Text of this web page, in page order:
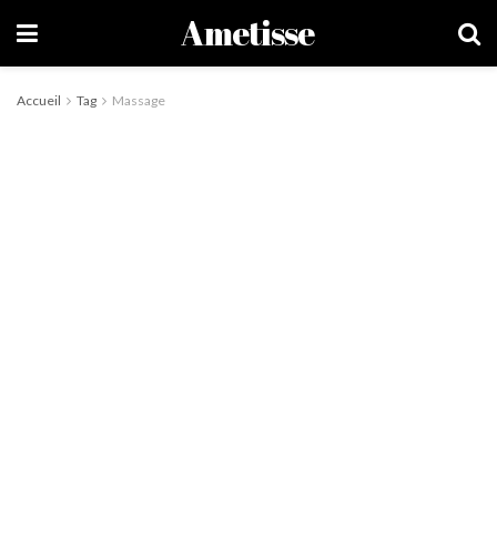
Ametisse
Accueil Tag Massage